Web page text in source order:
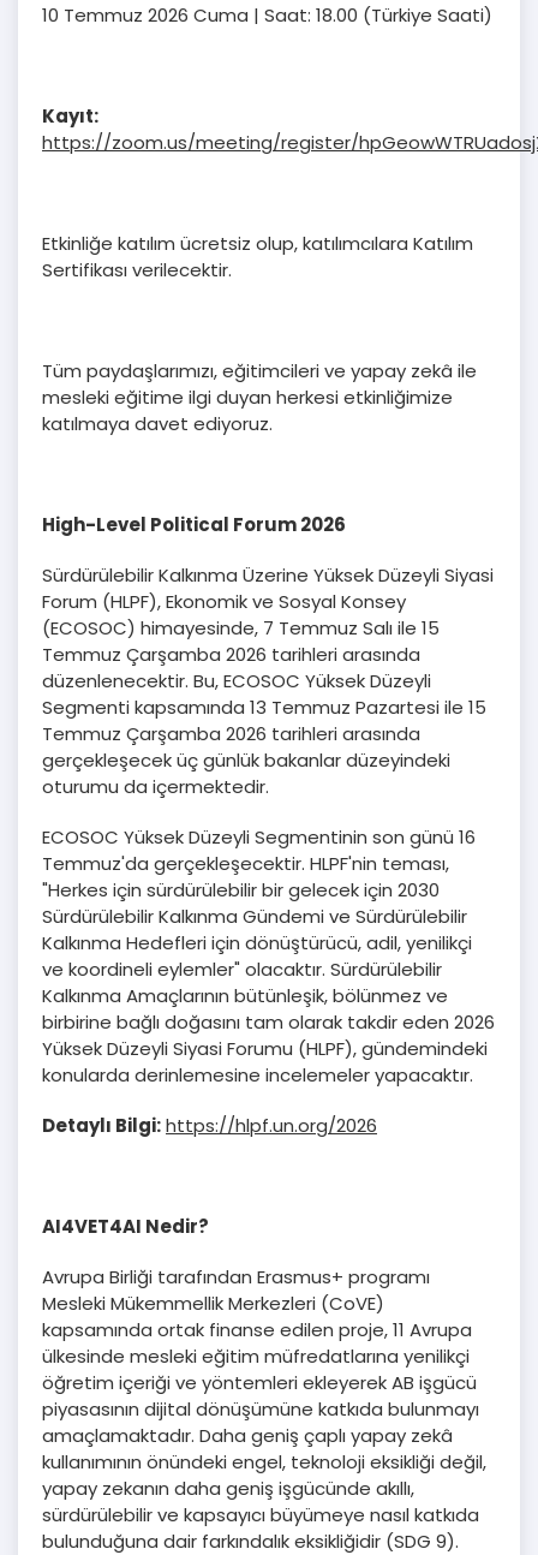
10 Temmuz 2026 Cuma | Saat: 18.00 (Türkiye Saati)
Kayıt:
https://zoom.us/meeting/register/
Etkinliğe katılım ücretsiz olup, katılımcılara Katılım
Sertifikası verilecektir.
Tüm paydaşlarımızı, eğitimcileri ve yapay zekâ ile
mesleki eğitime ilgi duyan herkesi etkinliğimize
katılmaya davet ediyoruz.
High-Level Political Forum 2026
Sürdürülebilir Kalkınma Üzerine Yüksek Düzeyli Siyasi
Forum (HLPF), Ekonomik ve Sosyal Konsey
(ECOSOC) himayesinde, 7 Temmuz Salı ile 15
Temmuz Çarşamba 2026 tarihleri ​​arasında
düzenlenecektir. Bu, ECOSOC Yüksek Düzeyli
Segmenti kapsamında 13 Temmuz Pazartesi ile 15
Temmuz Çarşamba 2026 tarihleri ​​arasında
gerçekleşecek üç günlük bakanlar düzeyindeki
oturumu da içermektedir.
ECOSOC Yüksek Düzeyli Segmentinin son günü 16
Temmuz'da gerçekleşecektir. HLPF'nin teması,
"Herkes için sürdürülebilir bir gelecek için 2030
Sürdürülebilir Kalkınma Gündemi ve Sürdürülebilir
Kalkınma Hedefleri için dönüştürücü, adil, yenilikçi
ve koordineli eylemler" olacaktır. Sürdürülebilir
Kalkınma Amaçlarının bütünleşik, bölünmez ve
birbirine bağlı doğasını tam olarak takdir eden 2026
Yüksek Düzeyli Siyasi Forumu (HLPF), gündemindeki
konularda derinlemesine incelemeler yapacaktır.
Detaylı Bilgi:https://hlpf.un.org/2026
AI4VET4AI Nedir?
Avrupa Birliği tarafından Erasmus+ programı
Mesleki Mükemmellik Merkezleri (CoVE)
kapsamında ortak finanse edilen proje, 11 Avrupa
ülkesinde mesleki eğitim müfredatlarına yenilikçi
öğretim içeriği ve yöntemleri ekleyerek AB işgücü
piyasasının dijital dönüşümüne katkıda bulunmayı
amaçlamaktadır. Daha geniş çaplı yapay zekâ
kullanımının önündeki engel, teknoloji eksikliği değil,
yapay zekanın daha geniş işgücünde akıllı,
sürdürülebilir ve kapsayıcı büyümeye nasıl katkıda
bulunduğuna dair farkındalık eksikliğidir (SDG 9).